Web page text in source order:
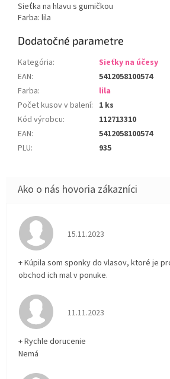
Sieťka na hlavu s gumičkou
Farba: lila
Dodatočné parametre
Kategória:
Sieťky na účesy
EAN:
5412058100574
Farba:
lila
Počet kusov v balení: 1 ks
Kód výrobcu:
112713310
EAN:
5412058100574
PLU: 935
Hodnotenie obchodu je 5 z 5
15.11.2023
+ Kúpila som sponky do vlasov, ktoré je
obchod ich mal v ponuke.
Hodnotenie obchodu je 5 z 5
11.11.2023
+ Rychle dorucenie
Nemá